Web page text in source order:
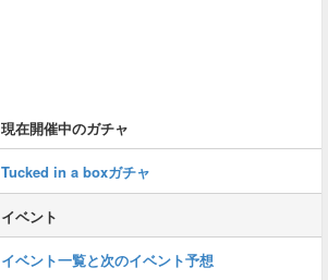
現在開催中のガチャ
Tucked in a boxガチャ
イベント
イベント一覧と次のイベント予想